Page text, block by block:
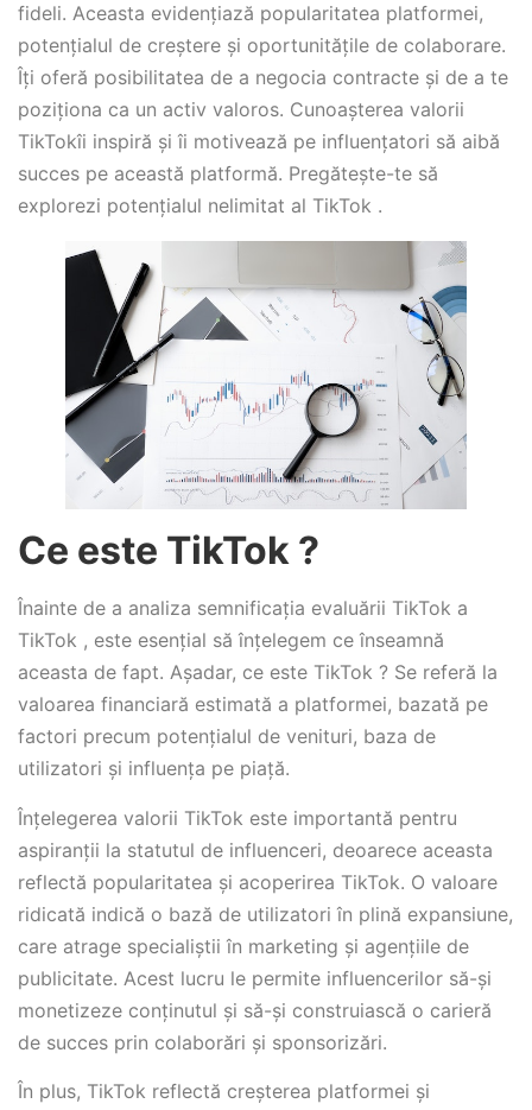
fideli. Aceasta evidențiază popularitatea platformei,
potențialul de creștere și oportunitățile de colaborare.
Îți oferă posibilitatea de a negocia contracte și de a te
poziționa ca un activ valoros. Cunoașterea valorii
TikTokîi inspiră și îi motivează pe influențatori să aibă
succes pe această platformă. Pregătește-te să
explorezi potențialul nelimitat al TikTok .
Ce este TikTok ?
Înainte de a analiza semnificația evaluării TikTok a
TikTok , este esențial să înțelegem ce înseamnă
aceasta de fapt. Așadar, ce este TikTok ? Se referă la
valoarea financiară estimată a platformei, bazată pe
factori precum potențialul de venituri, baza de
utilizatori și influența pe piață.
Înțelegerea valorii TikTok este importantă pentru
aspiranții la statutul de influenceri, deoarece aceasta
reflectă popularitatea și acoperirea TikTok. O valoare
ridicată indică o bază de utilizatori în plină expansiune,
care atrage specialiștii în marketing și agențiile de
publicitate. Acest lucru le permite influencerilor să-și
monetizeze conținutul și să-și construiască o carieră
de succes prin colaborări și sponsorizări.
În plus, TikTok reflectă creșterea platformei și